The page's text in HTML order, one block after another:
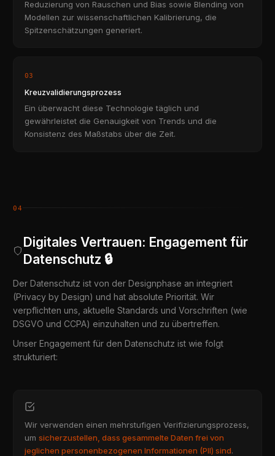
Reduzierung von Rauschen und Bias sowie Blending von
Modellen zur wissenschaftlichen Kalibrierung, die
Spitzenschätzungen generiert.
03
Kreuzvalidierungsprozess
Ein überwacht diese Technologie täglich und
gewährleistet die Genauigkeit von Trends und die
Konsistenz des Maßstabs über die Zeit.
04
Digitales Vertrauen: Engagement für
Datenschutz 🔒
Der Datenschutz ist von der Designphase an integriert
(Privacy by Design) und hat absolute Priorität. Wir
verpflichten uns, aktuelle Standards und Vorschriften (wie
DSGVO und CCPA) einzuhalten und zu übertreffen.
Unser Engagement für den Datenschutz ist wie folgt
strukturiert:
Wir verwenden einen mehrstufigen Verifizierungsprozess,
um sicherzustellen, dass gesammelte Daten frei von
jeglichen personenbezogenen Informationen (PII) sind.